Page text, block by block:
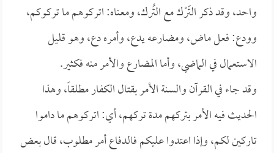
واحد، وقد ذكر التَرْك مع التُرك، ومعناه: اتركوهم ما تركوكم،
وودع: فعل ماض، ومضارعه يدع، وأمره دع، وهو قليل
الاستعمال في الماضي، وأما المضارع والأمر منه فكثير.
وقد جاء في القرآن والسنة الأمر بقتال الكفار مطلقاً، وهذا
الحديث فيه الأمر بتركهم مدة تركهم، أي: اتركوهم ما داموا
تاركين لكم، وإذا اعتدوا عليكم فالدفاع أمر مطلوب، قال بعض